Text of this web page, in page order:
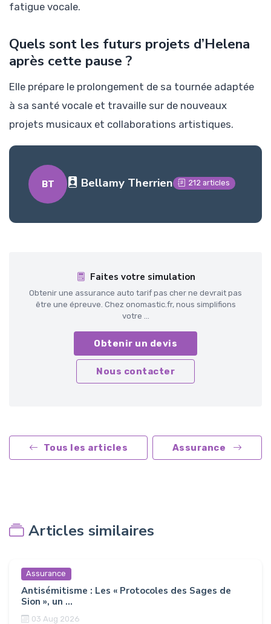
fatigue vocale.
Quels sont les futurs projets d’Helena
après cette pause ?
Elle prépare le prolongement de sa tournée adaptée
à sa santé vocale et travaille sur de nouveaux
projets musicaux et collaborations artistiques.
BT Bellamy Therrien 212 articles
Faites votre simulation
Obtenir une assurance auto tarif pas cher ne devrait pas
être une épreuve. Chez onomastic.fr, nous simplifions
votre ...
Obtenir un devis
Nous contacter
Tous les articles Assurance
Articles similaires
Assurance
Antisémitisme : Les « Protocoles des Sages de
Sion », un ...
03 Aug 2026